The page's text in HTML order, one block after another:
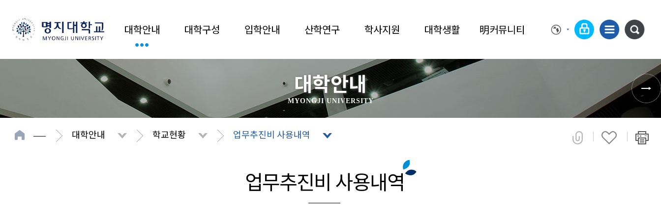
대학안내 대학구성 입학안내 산학연구 학사지원 대학생활 明커뮤니티
대학안내
MYONGJI UNIVERSITY
대학안내 학교현황 업무추진비 사용내역
업무추진비 사용내역